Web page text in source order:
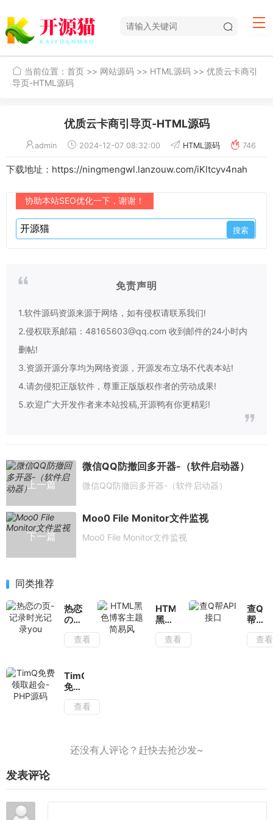
当前位置： 首页 >> 网站源码 >> HTML源码 >> 优质云卡商引
导页-HTML源码
优质云卡商引导页-HTML源码
admin 2024-12-07 08:32:00 HTML源码 746
下载地址：https://ningmengwl.lanzouw.com/iKltcyv4nah
协助本站SEO优化一下，谢谢！
免责声明
1.软件源码资源来源于网络，如有侵权请联系我们!
2.侵权联系邮箱：48165603@qq.com 收到邮件的24小时内
删帖!
3.资源开源分享均为网络资源，开源发布立场不代表本站!
4.请勿侵犯正版软件，尊重正版版权作者的劳动成果!
5.欢迎广大开发作者来本站投稿,开源鸭有你更精彩!
上一篇
微信QQ防撤回多开器-（软件启动器）
微信QQ防撤回多开器-（软件启动器）
下一篇
Moo0 File Monitor文件监视
Moo0 File Monitor文件监视
同类推荐
热恋
の
页-
记录
you
查看
HTML
黑色
博客
主题
查看
查Q
帮
API
接口
查看
TimQ
免费
领取
查看
发表评论